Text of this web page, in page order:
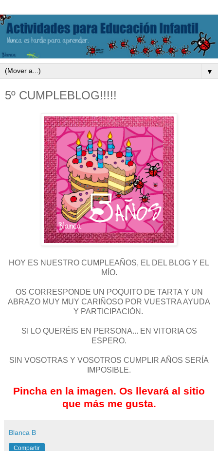
▼
5º CUMPLEBLOG!!!!!
HOY ES NUESTRO CUMPLEAÑOS, EL DEL BLOG Y EL
MÍO.
OS CORRESPONDE UN POQUITO DE TARTA Y UN
ABRAZO MUY MUY CARIÑOSO POR VUESTRA AYUDA
Y PARTICIPACIÓN.
SI LO QUERÉIS EN PERSONA... EN VITORIA OS
ESPERO.
SIN VOSOTRAS Y VOSOTROS CUMPLIR AÑOS SERÍA
IMPOSIBLE.
Pincha en la imagen. Os llevará al sitio
que más me gusta.
Blanca B
Compartir